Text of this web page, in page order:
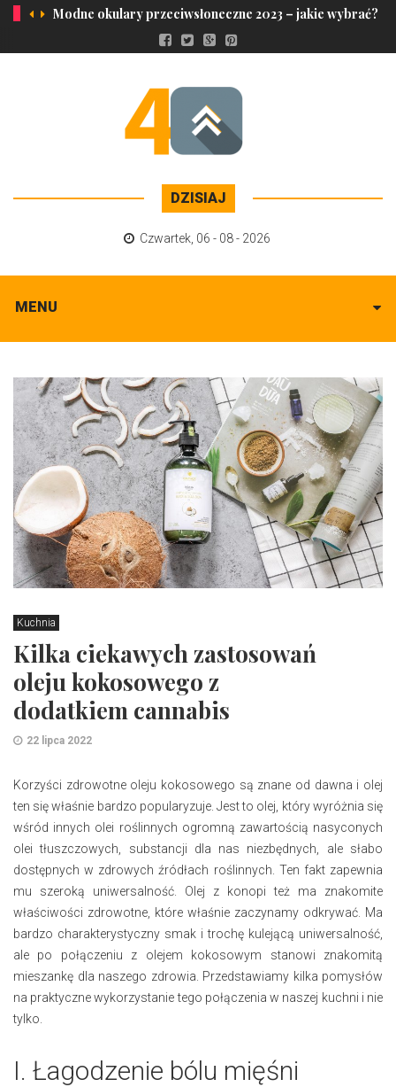
Modne okulary przeciwsłoneczne 2023 – jakie wybrać?
DZISIAJ
Czwartek 06 - 08 - 2026
MENU
Kuchnia
Kilka ciekawych zastosowań
oleju kokosowego z
dodatkiem cannabis
22 lipca 2022
Korzyści zdrowotne oleju kokosowego są znane od dawna i olej
ten się właśnie bardzo popularyzuje. Jest to olej, który wyróżnia się
wśród innych olei roślinnych ogromną zawartością nasyconych
olei tłuszczowych, substancji dla nas niezbędnych, ale słabo
dostępnych w zdrowych źródłach roślinnych. Ten fakt zapewnia
mu szeroką uniwersalność. Olej z konopi też ma znakomite
właściwości zdrowotne, które właśnie zaczynamy odkrywać. Ma
bardzo charakterystyczny smak i trochę kulejącą uniwersalność,
ale po połączeniu z olejem kokosowym stanowi znakomitą
mieszankę dla naszego zdrowia. Przedstawiamy kilka pomysłów
na praktyczne wykorzystanie tego połączenia w naszej kuchni i nie
tylko.
I. Łagodzenie bólu mięśni